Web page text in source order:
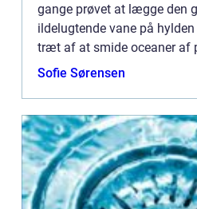
gange prøvet at lægge den
ildelugtende vane på
træt af at smide oceaner af
nikotintyggegummi eller
Sofie Sørensen